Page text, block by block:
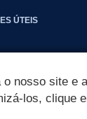
ÚTEIS
nosso site
los,